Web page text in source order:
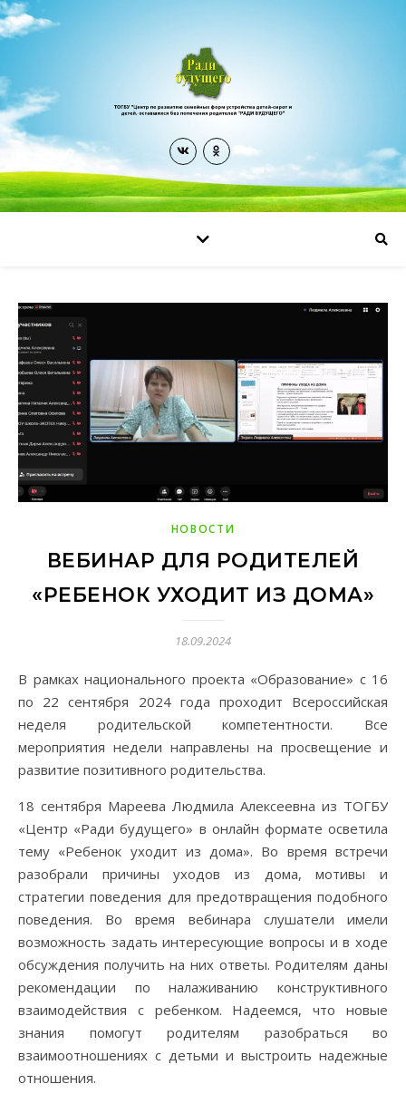
НОВОСТИ
ВЕБИНАР ДЛЯ РОДИТЕЛЕЙ
«РЕБЕНОК УХОДИТ ИЗ ДОМА»
18.09.2024
В рамках национального проекта «Образование» с 16
по 22 сентября 2024 года проходит Всероссийская
неделя родительской компетентности. Все
мероприятия недели направлены на просвещение и
развитие позитивного родительства.
18 сентября Мареева Людмила Алексеевна из ТОГБУ
«Центр «Ради будущего» в онлайн формате осветила
тему «Ребенок уходит из дома». Во время встречи
разобрали причины уходов из дома, мотивы и
стратегии поведения для предотвращения подобного
поведения. Во время вебинара слушатели имели
возможность задать интересующие вопросы и в ходе
обсуждения получить на них ответы. Родителям даны
рекомендации по налаживанию конструктивного
взаимодействия с ребенком. Надеемся, что новые
знания помогут родителям разобраться во
взаимоотношениях с детьми и выстроить надежные
отношения.